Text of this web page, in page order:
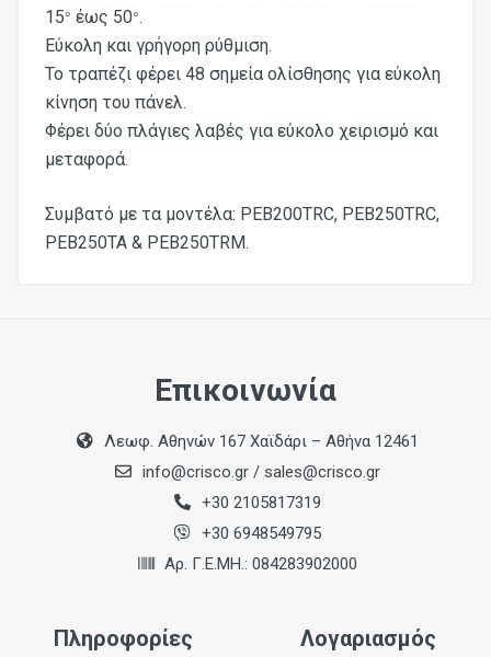
15° έως 50°.
Εύκολη και γρήγορη ρύθμιση.
Το τραπέζι φέρει 48 σημεία ολίσθησης για εύκολη
κίνηση του πάνελ.
Φέρει δύο πλάγιες λαβές για εύκολο χειρισμό και
μεταφορά.
Συμβατό με τα μοντέλα: PEB200TRC, PEB250TRC,
PEB250TA & PEB250TRM.
Επικοινωνία
Λεωφ. Αθηνών 167 Χαϊδάρι – Αθήνα 12461
info@crisco.gr / sales@crisco.gr
+30 2105817319
+30 6948549795
Αρ. Γ.Ε.ΜΗ.: 084283902000
Πληροφορίες Λογαριασμός